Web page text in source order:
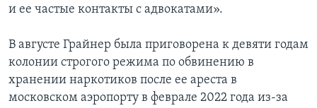
и ее частые контакты с адвокатами».
В августе Грайнер была приговорена к девяти годам
колонии строгого режима по обвинению в
хранении наркотиков после ее ареста в
московском аэропорту в феврале 2022 года из-за